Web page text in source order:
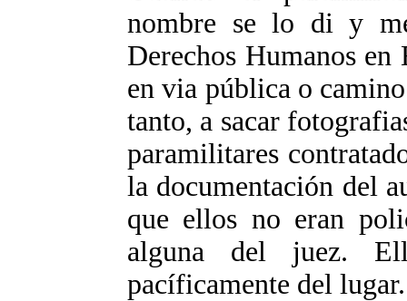
nombre se lo di y
Derechos Humanos en
en via pública o
tanto, a sacar
paramilitares
la documentación del
que ellos no eran
alguna del juez.
pacíficamente del lugar.